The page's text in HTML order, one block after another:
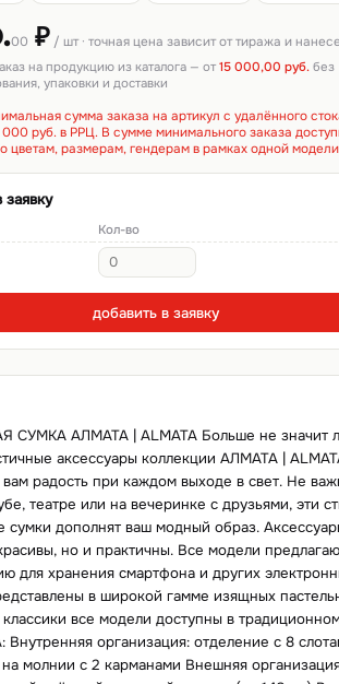
00 ₽ / шт · точная цена зависит от тиража и
на продукцию из каталога — от15 000,00 руб. без
упаковки и доставки
сумма заказа на артикул с удалённого
руб. в РРЦ. В сумме минимального заказа
цветам, размерам, гендерам в рамках одной
заявку
Кол-во
добавить в заявку
СУМКА АЛМАТА | ALMATA Больше не значит
аксессуары коллекции АЛМАТА |
вам радость при каждом выходе в свет. Не
театре или на вечеринке с друзьями, эти
сумки дополнят ваш модный образ.
но и практичны. Все модели
для хранения смартфона и других
в широкой гамме изящных
все модели доступны в
организация: отделение с 8
молнии с 2 карманами Внешняя